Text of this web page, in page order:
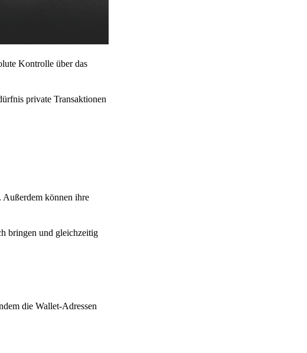
Kontrolle über das
private Transaktionen
Außerdem können ihre
bringen und gleichzeitig
die Wallet-Adressen